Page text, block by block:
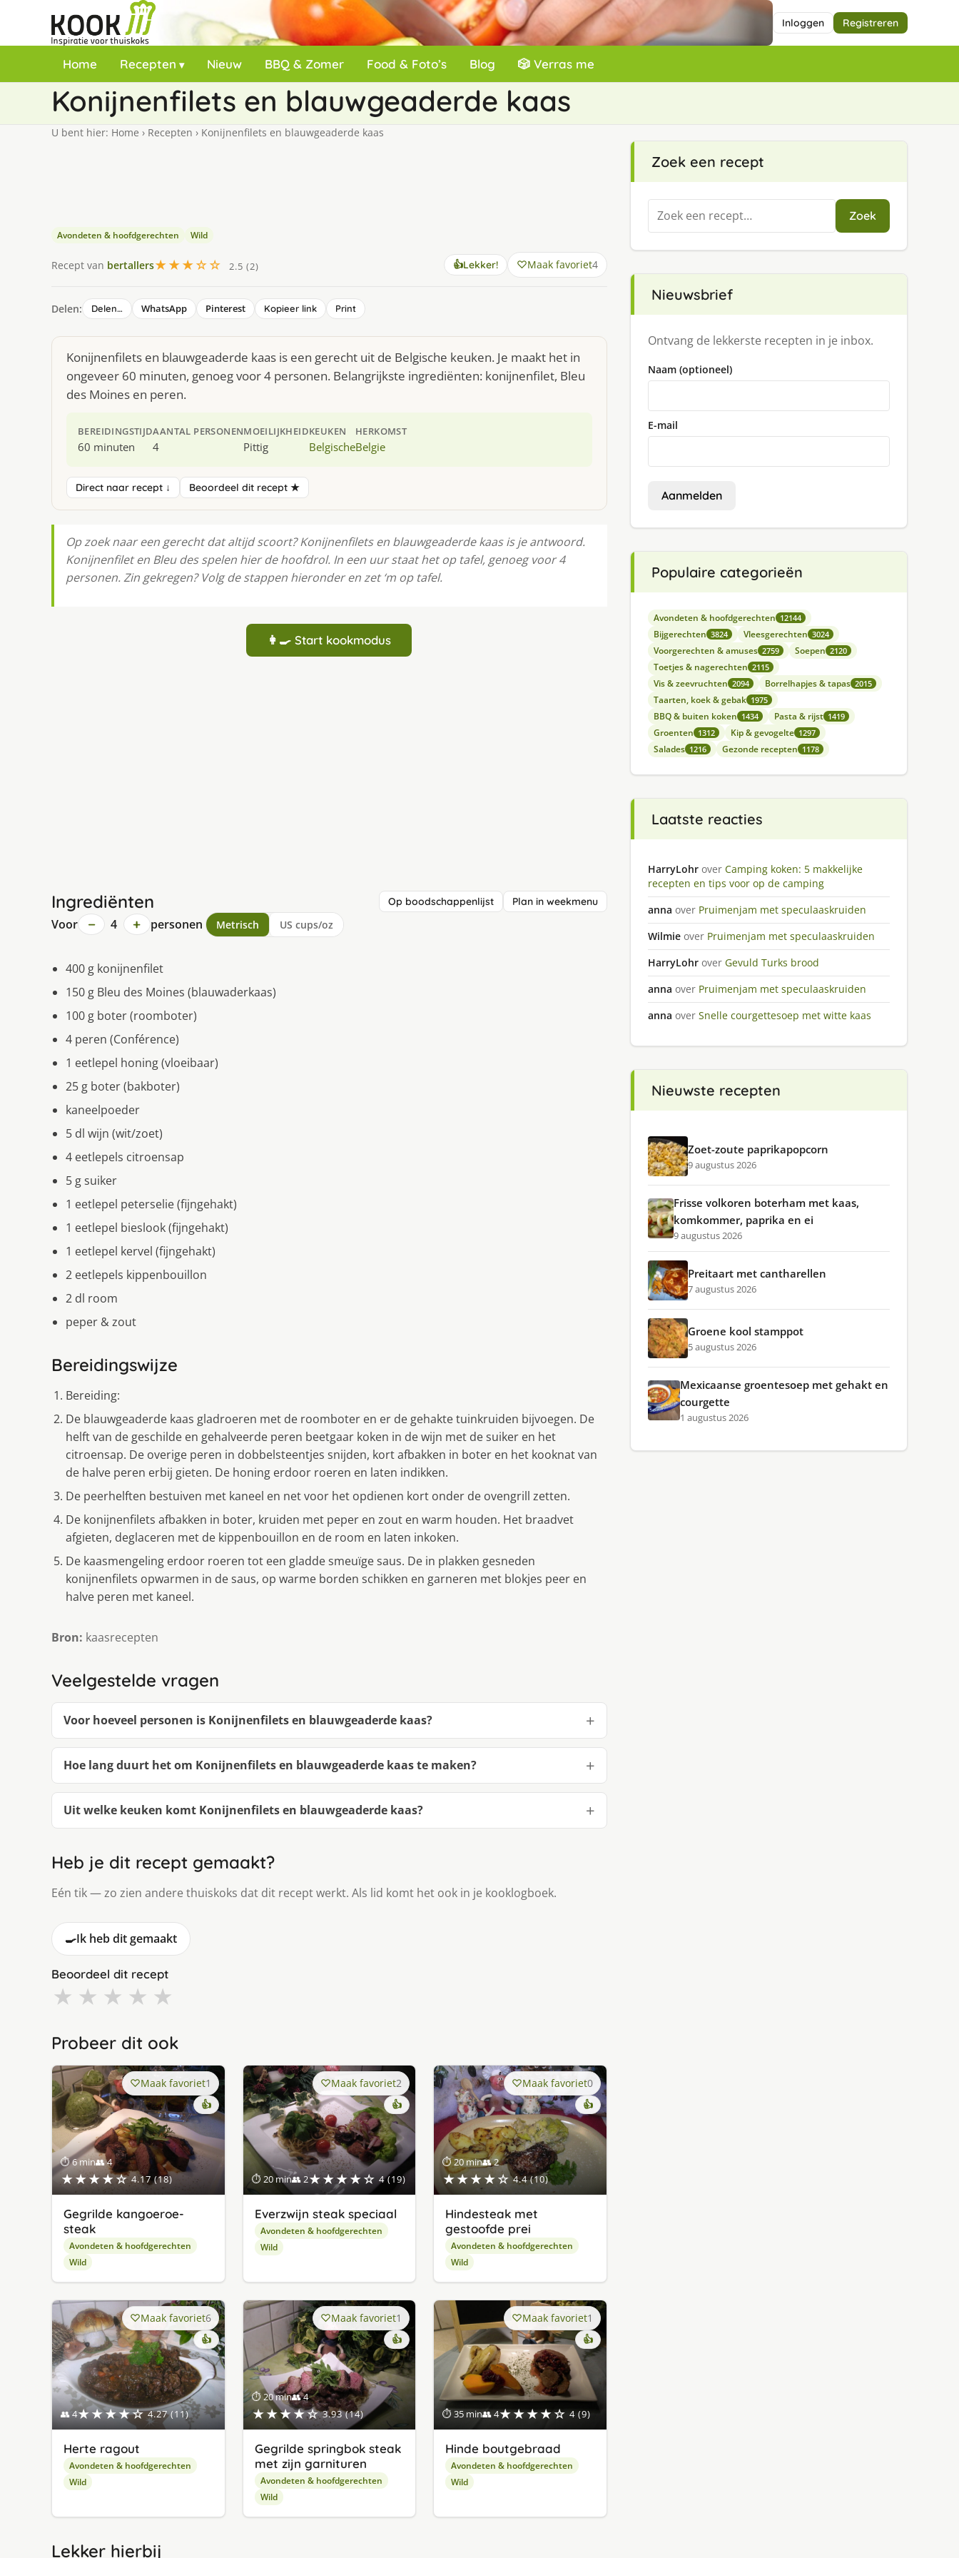
Inloggen Registreren
Home Recepten Nieuw BBQ & Zomer Food & Foto’s Blog 🎲 Verras me
Konijnenfilets en blauwgeaderde kaas
U bent hier: Home › Recepten › Konijnenfilets en blauwgeaderde kaas
Avondeten & hoofdgerechten Wild
Recept van bertallers★★★☆☆ 2.5 (2) 👍Lekker! Maak favoriet4
Delen: Delen… WhatsApp Pinterest Kopieer link Print
Konijnenfilets en blauwgeaderde kaas is een gerecht uit de Belgische keuken. Je maakt het in
ongeveer 60 minuten, genoeg voor 4 personen. Belangrijkste ingrediënten: konijnenfilet, Bleu
des Moines en peren.
BEREIDINGSTIJD
60 minuten
AANTAL PERSONEN
4
MOEILIJKHEID
Pittig
KEUKEN
Belgische
HERKOMST
Belgie
Direct naar recept ↓ Beoordeel dit recept ★
Op zoek naar een gerecht dat altijd scoort? Konijnenfilets en blauwgeaderde kaas is je antwoord.
Konijnenfilet en Bleu des spelen hier de hoofdrol. In een uur staat het op tafel, genoeg voor 4
personen. Zin gekregen? Volg de stappen hieronder en zet ‘m op tafel.
👩‍🍳 Start kookmodus
Ingrediënten Op boodschappenlijst Plan in weekmenu
Voor − 4 + personen Metrisch US cups/oz
400 g konijnenfilet
150 g Bleu des Moines (blauwaderkaas)
100 g boter (roomboter)
4 peren (Conférence)
1 eetlepel honing (vloeibaar)
25 g boter (bakboter)
kaneelpoeder
5 dl wijn (wit/zoet)
4 eetlepels citroensap
5 g suiker
1 eetlepel peterselie (fijngehakt)
1 eetlepel bieslook (fijngehakt)
1 eetlepel kervel (fijngehakt)
2 eetlepels kippenbouillon
2 dl room
peper & zout
Bereidingswijze
Bereiding:
De blauwgeaderde kaas gladroeren met de roomboter en er de gehakte tuinkruiden bijvoegen. De
helft van de geschilde en gehalveerde peren beetgaar koken in de wijn met de suiker en het
citroensap. De overige peren in dobbelsteentjes snijden, kort afbakken in boter en het kooknat van
de halve peren erbij gieten. De honing erdoor roeren en laten indikken.
De peerhelften bestuiven met kaneel en net voor het opdienen kort onder de ovengrill zetten.
De konijnenfilets afbakken in boter, kruiden met peper en zout en warm houden. Het braadvet
afgieten, deglaceren met de kippenbouillon en de room en laten inkoken.
De kaasmengeling erdoor roeren tot een gladde smeuïge saus. De in plakken gesneden
konijnenfilets opwarmen in de saus, op warme borden schikken en garneren met blokjes peer en
halve peren met kaneel.
Bron: kaasrecepten
Veelgestelde vragen
Voor hoeveel personen is Konijnenfilets en blauwgeaderde kaas?
Hoe lang duurt het om Konijnenfilets en blauwgeaderde kaas te maken?
Uit welke keuken komt Konijnenfilets en blauwgeaderde kaas?
Heb je dit recept gemaakt?
Eén tik — zo zien andere thuiskoks dat dit recept werkt. Als lid komt het ook in je kooklogboek.
🍳Ik heb dit gemaakt
Beoordeel dit recept
★ ★ ★ ★ ★
Probeer dit ook
⏱ 6 min👥 4
★★★★☆ 4.17 (18)
Maak favoriet1
👍
Gegrilde kangoeroe-
steak
Avondeten & hoofdgerechten
Wild
⏱ 20 min👥 2★★★★☆ 4 (19)
Maak favoriet2
👍
Everzwijn steak speciaal
Avondeten & hoofdgerechten
Wild
⏱ 20 min👥 2
★★★★☆ 4.4 (10)
Maak favoriet0
👍
Hindesteak met
gestoofde prei
Avondeten & hoofdgerechten
Wild
👥 4★★★★☆ 4.27 (11)
Maak favoriet6
👍
Herte ragout
Avondeten & hoofdgerechten
Wild
⏱ 20 min👥 4
★★★★☆ 3.93 (14)
Maak favoriet1
👍
Gegrilde springbok steak
met zijn garnituren
Avondeten & hoofdgerechten
Wild
⏱ 35 min👥 4★★★★☆ 4 (9)
Maak favoriet1
👍
Hinde boutgebraad
Avondeten & hoofdgerechten
Wild
Lekker hierbij
Zoek een recept
Zoeken
naar:
Zoek
Nieuwsbrief
Ontvang de lekkerste recepten in je inbox.
Naam (optioneel)
E-mail
Aanmelden
Populaire categorieën
Avondeten & hoofdgerechten 12144
Bijgerechten 3824 Vleesgerechten 3024
Voorgerechten & amuses 2759 Soepen 2120
Toetjes & nagerechten 2115
Vis & zeevruchten 2094 Borrelhapjes & tapas 2015
Taarten, koek & gebak 1975
BBQ & buiten koken 1434 Pasta & rijst 1419
Groenten 1312 Kip & gevogelte 1297
Salades 1216 Gezonde recepten 1178
Laatste reacties
HarryLohr over Camping koken: 5 makkelijke
recepten en tips voor op de camping
anna over Pruimenjam met speculaaskruiden
Wilmie over Pruimenjam met speculaaskruiden
HarryLohr over Gevuld Turks brood
anna over Pruimenjam met speculaaskruiden
anna over Snelle courgettesoep met witte kaas
Nieuwste recepten
Zoet-zoute paprikapopcorn
9 augustus 2026
Frisse volkoren boterham met kaas,
komkommer, paprika en ei
9 augustus 2026
Preitaart met cantharellen
7 augustus 2026
Groene kool stamppot
5 augustus 2026
Mexicaanse groentesoep met gehakt en
courgette
1 augustus 2026